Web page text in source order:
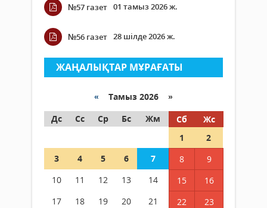
№57 газет 01 тамыз 2026 ж.
№56 газет 28 шілде 2026 ж.
ЖАҢАЛЫҚТАР МҰРАҒАТЫ
« Тамыз 2026 »
Дс
Сс Ср Бс Жм Сб
Жс
1
2
3
4 5 6 7 8
9
10
11 12 13 14 15
16
17
18 19 20 21 22
23